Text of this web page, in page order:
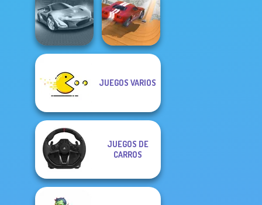
Super Hero
Driving School
Parking Fury 3D:
Beach City 2
Grand Cyber City
City Driver:
JUEGOS VARIOS
JUEGOS DE
CARROS